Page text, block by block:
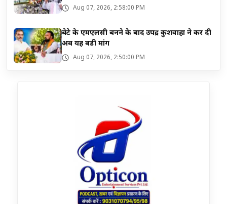
Aug 07, 2026, 2:58:00 PM
बेटे के एमएलसी बनने के बाद उपेंद्र कुशवाहा ने कर दी
अब यह बडी मांग
Aug 07, 2026, 2:50:00 PM